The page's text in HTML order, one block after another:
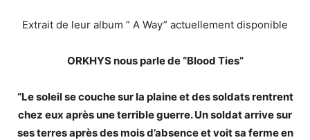
Extrait de leur album ” A Way” actuellement disponible
ORKHYS nous parle de “Blood Ties”
“Le soleil se couche sur la plaine et des soldats rentrent
chez eux après une terrible guerre. Un soldat arrive sur
ses terres après des mois d’absence et voit sa ferme en